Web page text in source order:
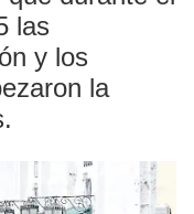
las
y los
la